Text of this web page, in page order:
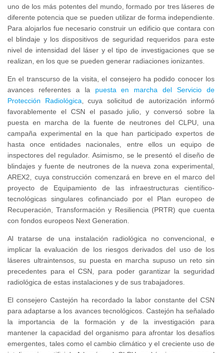
uno de los más potentes del mundo, formado por tres láseres de
diferente potencia que se pueden utilizar de forma independiente.
Para alojarlos fue necesario construir un edificio que contara con
el blindaje y los dispositivos de seguridad requeridos para este
nivel de intensidad del láser y el tipo de investigaciones que se
realizan, en los que se pueden generar radiaciones ionizantes.
En el transcurso de la visita, el consejero ha podido conocer los
avances referentes a la puesta en marcha del Servicio de
Protección Radiológica , cuya solicitud de autorización informó
favorablemente el CSN el pasado julio, y conversó sobre la
puesta en marcha de la fuente de neutrones del CLPU, una
campaña experimental en la que han participado expertos de
hasta once entidades nacionales, entre ellos un equipo de
inspectores del regulador. Asimismo, se le presentó el diseño de
blindajes y fuente de neutrones de la nueva zona experimental,
AREX2, cuya construcción comenzará en breve en el marco del
proyecto de Equipamiento de las infraestructuras científico-
tecnológicas singulares cofinanciado por el Plan europeo de
Recuperación, Transformación y Resiliencia (PRTR) que cuenta
con fondos europeos Next Generation.
Al tratarse de una instalación radiológica no convencional, e
implicar la evaluación de los riesgos derivados del uso de los
láseres ultraintensos, su puesta en marcha supuso un reto sin
precedentes para el CSN, para poder garantizar la seguridad
radiológica de estas instalaciones y de sus trabajadores.
El consejero Castejón ha recordado la labor constante del CSN
para adaptarse a los avances tecnológicos. Castejón ha señalado
la importancia de la formación y de la investigación para
mantener la capacidad del organismo para afrontar los desafíos
emergentes, tales como el cambio climático y el creciente uso de